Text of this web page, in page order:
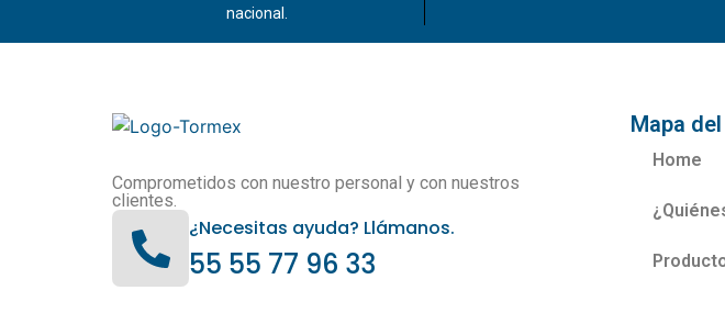
nacional.
Comprometidos con nuestro personal y con nuestros
clientes.
¿Necesitas ayuda? Llámanos.
55 55 77 96 33
Mapa
Home